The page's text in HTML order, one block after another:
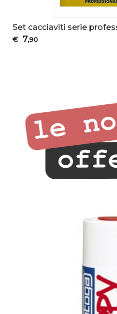
Set cacciaviti serie
€ 7,90